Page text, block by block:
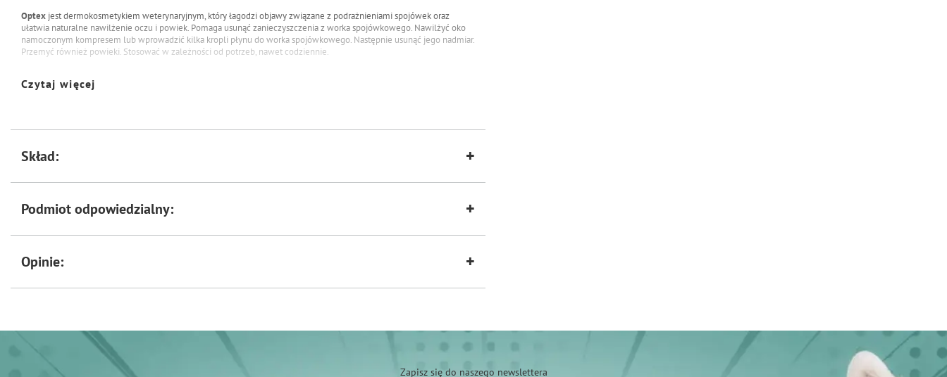
Optex jest dermokosmetykiem weterynaryjnym, który łagodzi objawy związane z podrażnieniami spojówek oraz
ułatwia naturalne nawilżenie oczu i powiek. Pomaga usunąć zanieczyszczenia z worka spojówkowego. Nawilżyć oko
namoczonym kompresem lub wprowadzić kilka kropli płynu do worka spojówkowego. Następnie usunąć jego nadmiar.
Przemyć również powieki. Stosować w zależności od potrzeb, nawet codziennie.
PRZEZNACZENIE
Czytaj więcej
Skład:
Podmiot odpowiedzialny:
Opinie:
Zapisz się do naszego newslettera